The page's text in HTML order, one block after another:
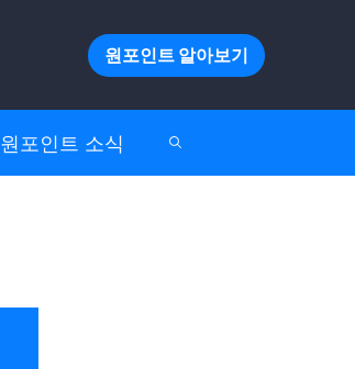
원포인트 알아보기
원포인트 소식